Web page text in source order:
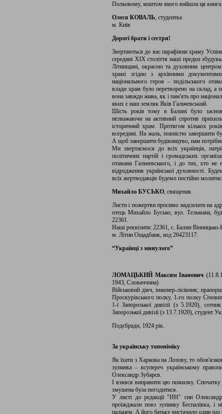
Польовому, коштом якого вийшла ця книга.
Олеся КОВАЛЬ, студентка
м. Київ
Дорогі брати і сестри!
Звертаються до вас парафіяни храму
середині ХІХ століття наші предки
Літинщині, окрасою та духовним
храмі згідно з архівними
національного героя – подільського
влади храм було перетворено на склад,
вона завжди жива, як і пам'ять про
яких є наш земляк Яків Гальчевський.
Шість років тому в Балині було
незважаючи на активний спротив
історичний храм. Протягом кількох
всередині. На жаль, повністю завершити
А щоб завершити будівництво, нам
Ми звертаємося до всіх українців,
політичних партій і громадських
отамана Гальчевського, і до тих, хто не
відродження української духовності.
всіх жертводавців будемо постійно
Михайло БУСЬКО, священик
Листи і пожертви просимо надсилати на
отець Михайло Бусько, вул. Тельмана,
22361.
Наші реквізити: 22361, с. Балин
м. Літин Ощадбанк, код 26423117.
“Українці з минулого”
ЛОМАЦЬКИЙ Максим Іванович
1943, Словаччина)
Військовий діяч, інженер-лісівник;
Проскурівського полку, 1-го полку
1-ї Запорозької дивізії (з 5.1920),
Запорозької дивізії (з 13.7.1920), студент
Подєбради, 1924 рік.
За українську топоніміку
Як їхати з Харкова на Лозову, то
зупинка – всупереч українському
Олександр Зубарєв.
І взявся виправити цю помилку. Спочатку
змушена була погодитися.
У листі до редакції "НН" син
проїжджали повз зупинку Беспалівка, і
пальцем. А його батьку вистачило один